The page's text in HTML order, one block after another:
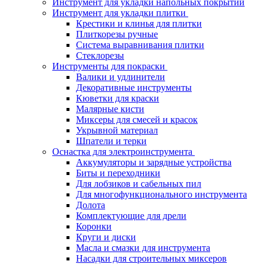
Инструмент для укладки плитки
Крестики и клинья для плитки
Плиткорезы ручные
Система выравнивания плитки
Стеклорезы
Инструменты для покраски
Валики и удлинители
Декоративные инструменты
Кюветки для краски
Малярные кисти
Миксеры для смесей и красок
Укрывной материал
Шпатели и терки
Оснастка для электроинструмента
Аккумуляторы и зарядные устройства
Биты и переходники
Для лобзиков и сабельных пил
Для многофункционального инструмента
Долота
Комплектующие для дрели
Коронки
Круги и диски
Масла и смазки для инструмента
Насадки для строительных миксеров